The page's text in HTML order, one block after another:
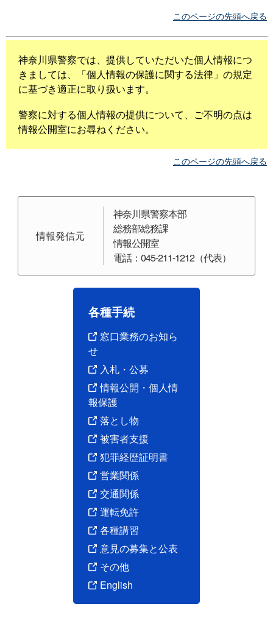
このページの先頭へ戻る
神奈川県警察では、提供していただいた個人情報につ
きましては、「個人情報の保護に関する法律」の規定
に基づき適正に取り扱います。
警察に対する個人情報の提供について、ご不明の点は
情報公開室にお尋ねください。
このページの先頭へ戻る
情報発信元
神奈川県警察本部
総務部総務課
情報公開室
電話：045-211-1212（代表）
各種手続
窓口業務のお知ら
せ
入札・公募
情報公開・個人情
報保護
落とし物
被害者支援
犯罪経歴証明書
営業関係
交通関係
運転免許
各種講習
意見の募集と公表
その他
English